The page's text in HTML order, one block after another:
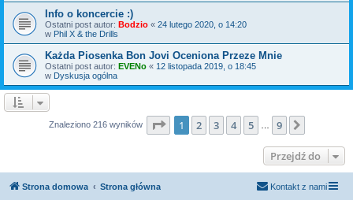
Info o koncercie :)
Ostatni post autor: Bodzio « 24 lutego 2020, o 14:20
w Phil X & the Drills
Każda Piosenka Bon Jovi Oceniona Przeze Mnie
Ostatni post autor: EVENo « 12 listopada 2019, o 18:45
w Dyskusja ogólna
Znaleziono 216 wyników Strona1 z9
1 2 3 4 5 9
Przejdź do
Strona domowa Strona główna Kontakt z nami